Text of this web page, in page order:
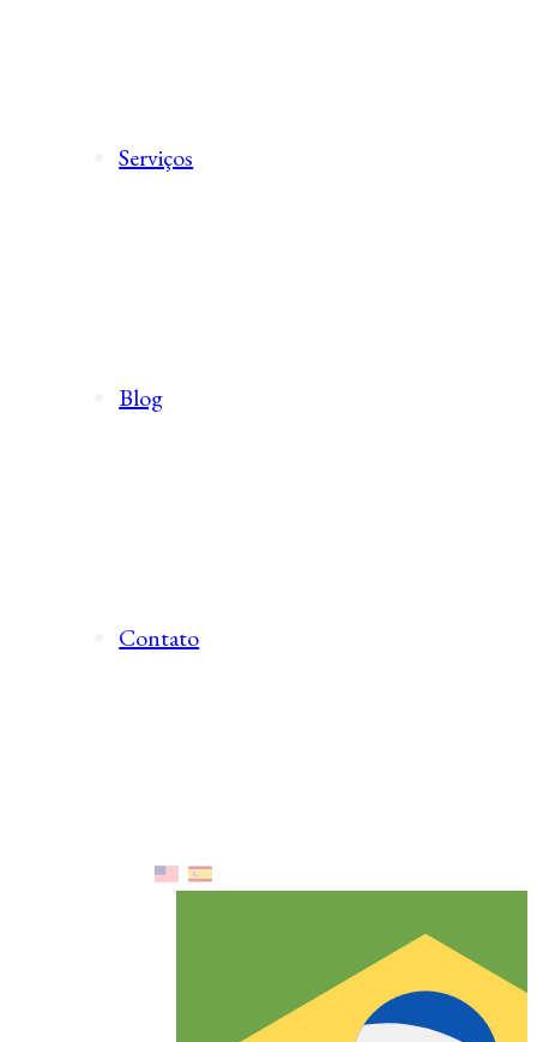
Serviços
Blog
Contato